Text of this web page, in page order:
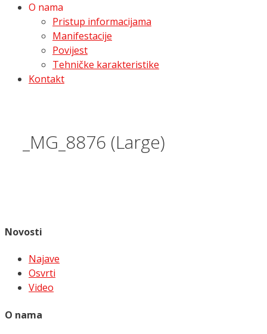
O nama
Pristup informacijama
Manifestacije
Povijest
Tehničke karakteristike
Kontakt
_MG_8876 (Large)
Novosti
Najave
Osvrti
Video
O nama